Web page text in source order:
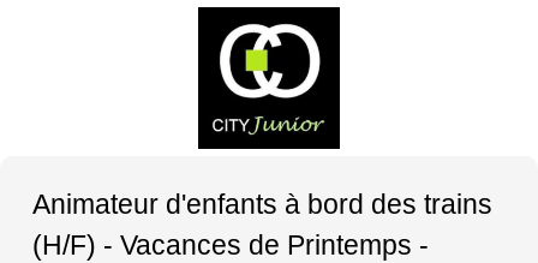
Animateur d'enfants à bord des trains
(H/F) - Vacances de Printemps -